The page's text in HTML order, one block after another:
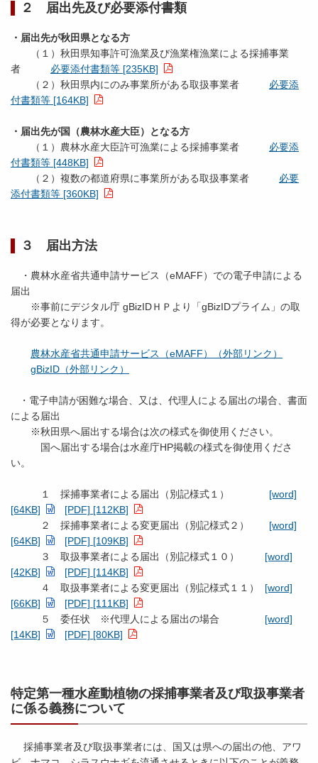
２ 届出先及び必要添付書類
・届出先が秋田県となる方
（１）秋田県知事許可漁業及び漁業権漁業による採捕事業
者 必要添付書類等 [235KB]
（２）秋田県内にのみ事業所がある取扱事業者 必要添
付書類等 [164KB]
・届出先が国（農林水産大臣）となる方
（１）農林水産大臣許可漁業による採捕事業者 必要添
付書類等 [448KB]
（２）複数の都道府県に事業所がある取扱事業者 必要
添付書類等 [360KB]
３ 届出方法
・農林水産省共通申請サービス（eMAFF）での電子申請による
届出
※事前にデジタル庁 gBizIDＨＰより「gBizIDプライム」の取
得が必要となります。
農林水産省共通申請サービス（eMAFF）（外部リンク）
gBizID（外部リンク）
・電子申請が困難な場合、又は、代理人による届出の場合、書面
による届出
※秋田県へ届出する場合は次の様式を御使用ください。
国へ届出する場合は水産庁HP掲載の様式を御使用くださ
い。
１ 採捕事業者による届出（別記様式１） [word]
[64KB]
[PDF] [112KB]
２ 採捕事業者による変更届出（別記様式２） [word]
[64KB]
[PDF] [109KB]
３ 取扱事業者による届出（別記様式１０） [word]
[42KB]
[PDF] [114KB]
４ 取扱事業者による変更届出（別記様式１１） [word]
[66KB]
[PDF] [111KB]
５ 委任状 ※代理人による届出の場合 [word]
[14KB]
[PDF] [80KB]
特定第一種水産動植物の採捕事業者及び取扱事業者
に係る義務について
採捕事業者及び取扱事業者には、国又は県への届出の他、アワ